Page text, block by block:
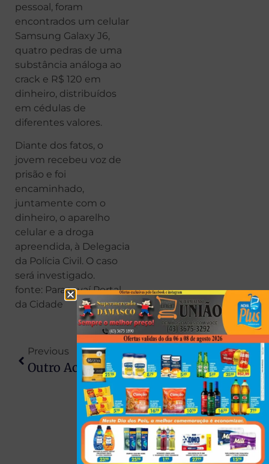
pessoal, foram
encontrados um celular
Samsung Galaxy J6,
quatro pedras de uma
substância análoga ao
crack e R$ 120 em
dinheiro, distribuídos
em cédulas de
diferentes valores.
Diante dos fatos, o
jovem recebeu voz de
prisão e foi
encaminhado,
juntamente com o
dinheiro, o aparelho
celular e a droga
apreendida, à Delegacia
da Polícia Civil. O caso
será investigado.
fonte: Paranavaí Portal
da Cidade
Previous
Outro Acidente Com Patinete Elétrico Em Arapongas: Mulher Fica Ferida Após Colisão Com Caminhão
Next
Confusão Em Motel Termina Com Homem Ferido E Mobiliza PM E Bombeiros Em Londrina